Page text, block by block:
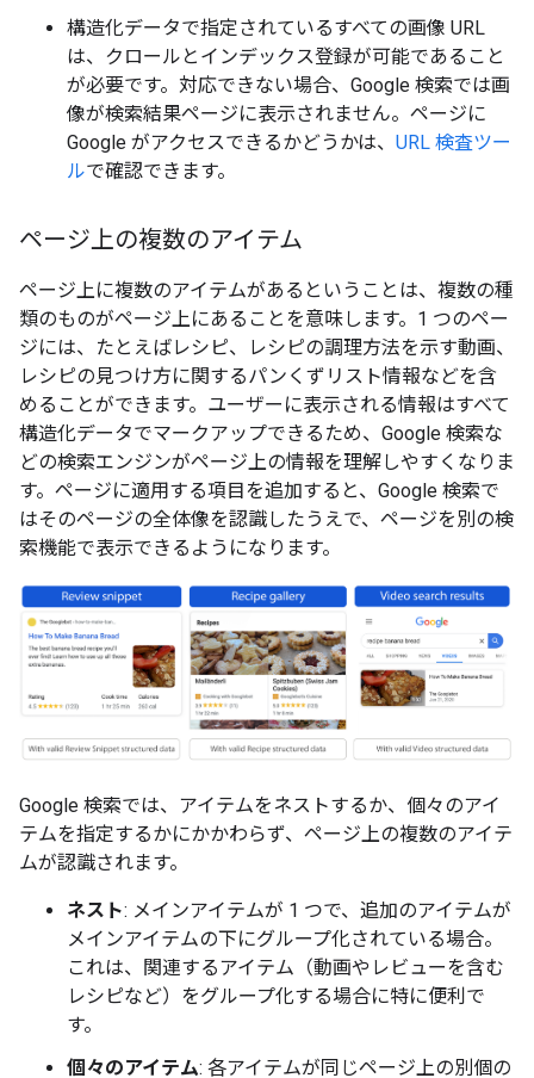
構造化データで指定されているすべての画像 URL
は、クロールとインデックス登録が可能であること
が必要です。対応できない場合、Google 検索では画
像が検索結果ページに表示されません。ページに
Google がアクセスできるかどうかは、 URL 検査ツー
ルで確認できます。
ページ上の複数のアイテム
ページ上に複数のアイテムがあるということは、複数の種
類のものがページ上にあることを意味します。1 つのペー
ジには、たとえばレシピ、レシピの調理方法を示す動画、
レシピの見つけ方に関するパンくずリスト情報などを含
めることができます。ユーザーに表示される情報はすべて
構造化データでマークアップできるため、Google 検索な
どの検索エンジンがページ上の情報を理解しやすくなりま
す。ページに適用する項目を追加すると、Google 検索で
はそのページの全体像を認識したうえで、ページを別の検
索機能で表示できるようになります。
Google 検索では、アイテムをネストするか、個々のアイ
テムを指定するかにかかわらず、ページ上の複数のアイテ
ムが認識されます。
ネスト: メインアイテムが 1 つで、追加のアイテムが
メインアイテムの下にグループ化されている場合。
これは、関連するアイテム（動画やレビューを含む
レシピなど）をグループ化する場合に特に便利で
す。
個々のアイテム: 各アイテムが同じページ上の別個の